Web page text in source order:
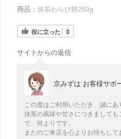
商品： 抹茶わらび餅250g
役に立った 0
サイトからの返信
京みずは お客様サポ
この度はご利用いただき、誠に
抹茶の風味や甘さにつきましても
で、何よりです。
またのご来店を心よりお待ちして